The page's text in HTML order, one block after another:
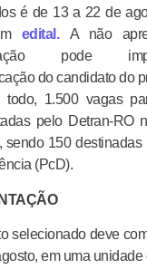
é de 13 a 22 de
edital.A não
pode
do candidato do
todo, 1.500 vagas
pelo Detran-RO
sendo 150 destinadas
(PcD).
selecionado deve
em uma